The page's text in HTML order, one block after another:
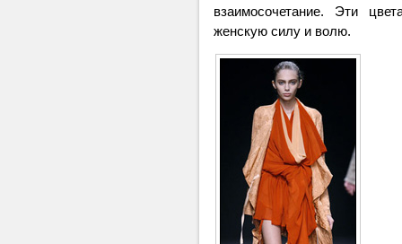
взаимосочетание. Эти
женскую силу и волю.